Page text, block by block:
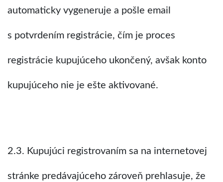
automaticky vygeneruje a pošle email
s potvrdením registrácie, čím je proces
registrácie kupujúceho ukončený, avšak konto
kupujúceho nie je ešte aktivované.
2.3. Kupujúci registrovaním sa na internetovej
stránke predávajúceho zároveň prehlasuje, že